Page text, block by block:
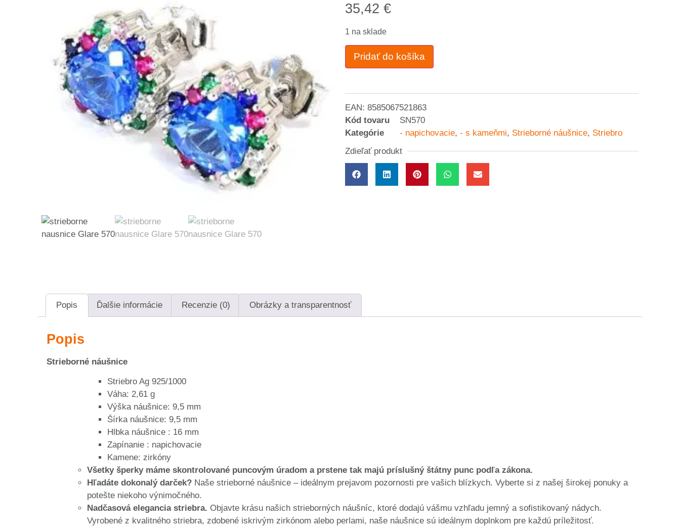
35,42 €
1 na sklade
Pridať do košíka
EAN: 8585067521863
Kód tovaru
SN570
Kategórie
- napichovacie, - s kameňmi, Strieborné náušnice, Striebro
Zdieľať produkt
Popis Ďalšie informácie Recenzie (0) Obrázky a transparentnosť
Popis
Strieborné náušnice
Striebro Ag 925/1000
Váha: 2,61 g
Výška náušnice: 9,5 mm
Šírka náušnice: 9,5 mm
Hlbka náušnice : 16 mm
Zapínanie : napichovacie
Kamene: zirkóny
Všetky šperky máme skontrolované puncovým úradom a prstene tak majú príslušný štátny punc podľa zákona.
Hľadáte dokonalý darček? Naše strieborné náušnice – ideálnym prejavom pozornosti pre vašich blízkych. Vyberte si z našej širokej ponuky a
potešte niekoho výnimočného.
Nadčasová elegancia striebra. Objavte krásu našich strieborných náušníc, ktoré dodajú vášmu vzhľadu jemný a sofistikovaný nádych.
Vyrobené z kvalitného striebra, zdobené iskrivým zirkónom alebo perlami, naše náušnice sú ideálnym doplnkom pre každú príležitosť.